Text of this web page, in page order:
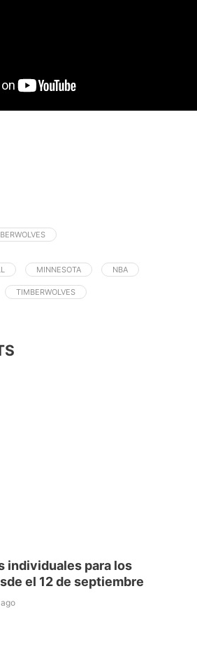
MINNESOTA NBA
TIMBERWOLVES
individuales para los
el 12 de septiembre